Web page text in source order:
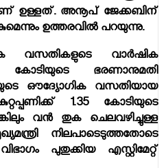
ഉള്ളത്. അനൂപ് ജേക്കബിന്
ഉത്തരവില്‍ പറയുന്നു.
വസതികളുടെ വാര്‍ഷിക
കോടിയുടെ ഭരണാനുമതി
ഔദ്യോഗിക വസതിയായ
1.35 കോടിയുടെ
വന്‍ തുക ചെലവഴിച്ചുള്ള
നിലപാടെടുത്തതോടെ
പുതുക്കിയ എസ്റ്റിമേറ്റ്